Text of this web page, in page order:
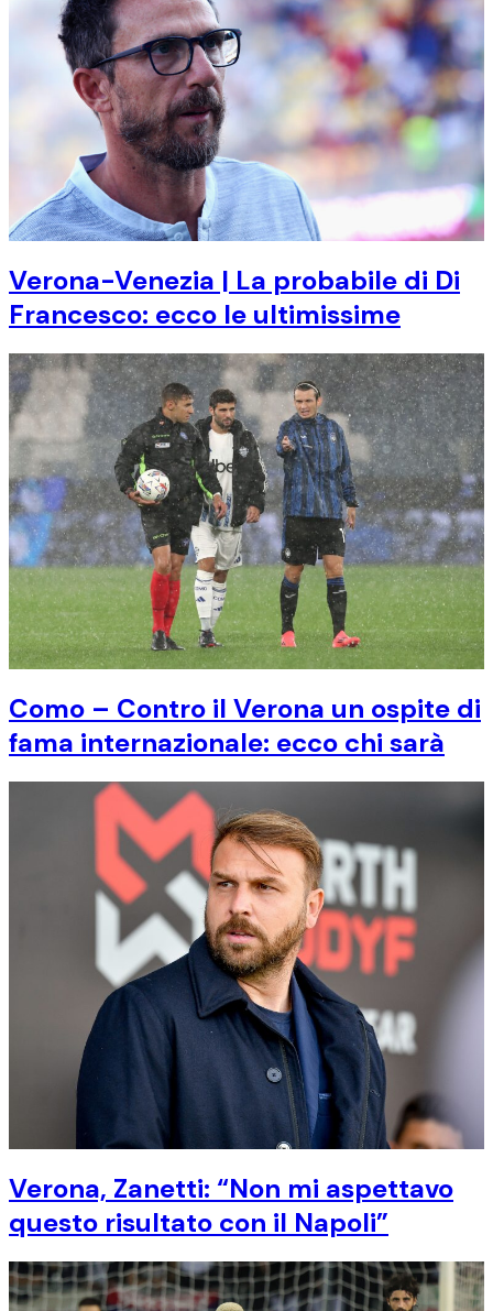
Verona-Venezia | La probabile di Di
Francesco: ecco le ultimissime
Como – Contro il Verona un ospite di
fama internazionale: ecco chi sarà
Verona, Zanetti: “Non mi aspettavo
questo risultato con il Napoli”